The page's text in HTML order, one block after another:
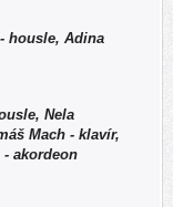
housle, Adina
Nela
Mach - klavír,
akordeon